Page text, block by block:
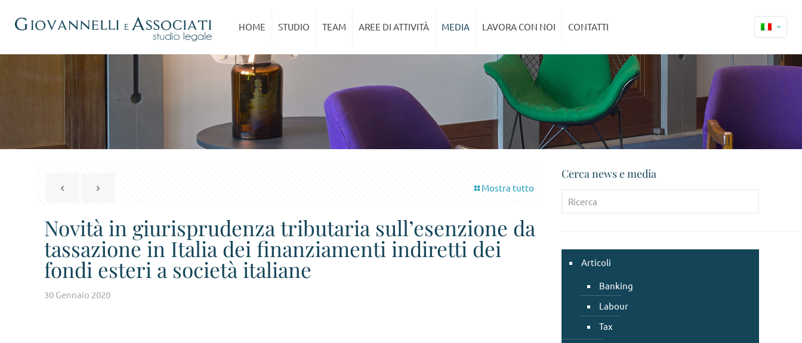
HOME STUDIO TEAM AREE DI ATTIVITÀ MEDIA LAVORA CON NOI CONTATTI
Mostra tutto
Novità in giurisprudenza tributaria sull’esenzione da
tassazione in Italia dei finanziamenti indiretti dei
fondi esteri a società italiane
30 Gennaio 2020
Cerca news e media
Articoli
Banking
Labour
Tax